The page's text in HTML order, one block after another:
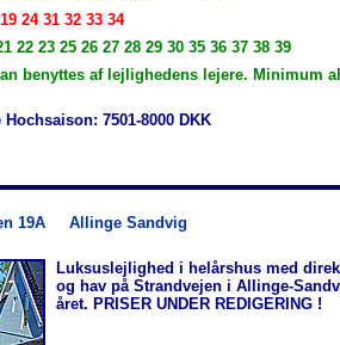
24 31 32 33 34
23 25 26 27 28 29 30 35 36 37 38 39
benyttes af lejlighedens lejere. Minimum
7501-8000 DKK
19A Allinge Sandvig
Luksuslejlighed i helårshus med
og hav på Strandvejen i Allinge-
året. PRISER UNDER REDIGERING !